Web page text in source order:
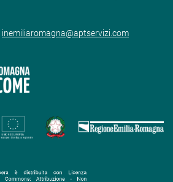
inemiliaromagna@aptservizi.com